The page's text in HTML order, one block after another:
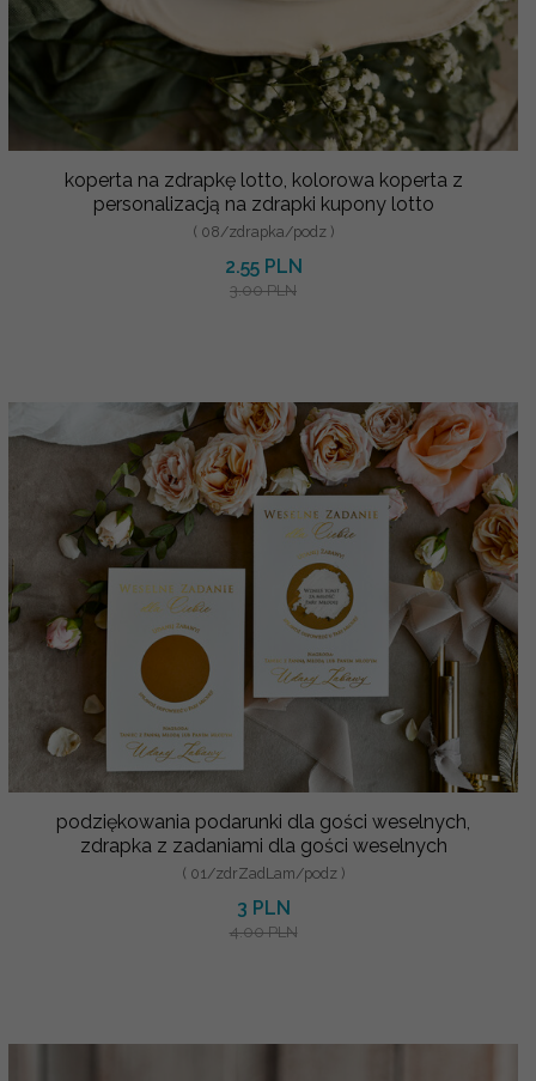
koperta na zdrapkę lotto, kolorowa koperta z
personalizacją na zdrapki kupony lotto
( 08/zdrapka/podz )
2.55 PLN
3.00 PLN
podziękowania podarunki dla gości weselnych,
zdrapka z zadaniami dla gości weselnych
( 01/zdrZadLam/podz )
3 PLN
4.00 PLN